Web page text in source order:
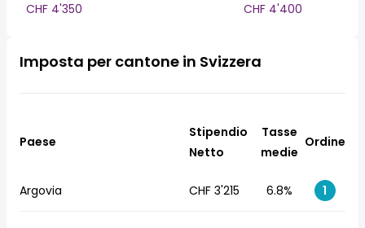
CHF 4'350
CHF 4'400
Imposta per cantone in Svizzera
Paese
Stipendio
Netto
Tasse
medie
Ordine
Argovia CHF 3'215 6.8% 1